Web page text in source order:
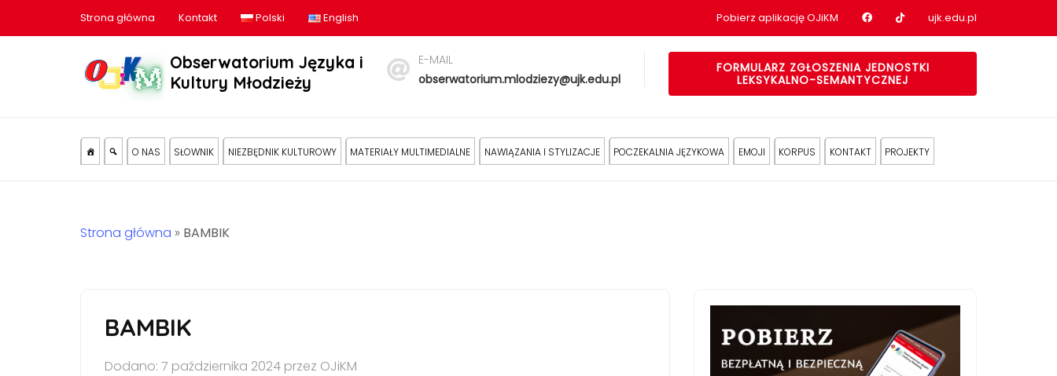
Strona główna Kontakt Polski English Pobierz aplikację OJiKM Nasz profil na Facebook
Nasz profil na tiktok
ujk.edu.pl
Obserwatorium Języka i
Kultury Młodzieży
E-MAIL
obserwatorium.mlodziezy@ujk.edu.pl
FORMULARZ ZGŁOSZENIA JEDNOSTKI
LEKSYKALNO-SEMANTYCZNEJ
O NAS SŁOWNIK NIEZBĘDNIK KULTUROWY MATERIAŁY MULTIMEDIALNE NAWIĄZANIA I STYLIZACJE POCZEKALNIA JĘZYKOWA EMOJI KORPUS KONTAKT PROJEKTY
Strona główna » BAMBIK
BAMBIK
Dodano: 7 października 2024 przez OJiKM